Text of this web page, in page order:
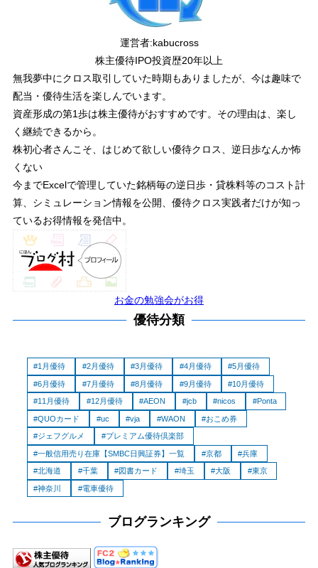
運営者:kabucross
株主優待IPO投資歴20年以上
無我夢中にクロス取引していた時期もありましたが、今は趣味で
配当・優待生活を楽しんでいます。
資産形成の第1歩は株主優待がおすすめです。その理由は、楽し
く継続できるから。
株初心者さんこそ、はじめて欲しい優待クロス、逆日歩なんか怖
くない
今までExcelで管理していた銘柄毎の逆日歩・貸株料等のコスト計
算、シミュレーション情報を公開、優待クロス実践者だけが知っ
ているお得情報を発信中。
お金の勉強会がお得
優待分類
1月優待 2月優待 3月優待 4月優待 5月優待
6月優待 7月優待 8月優待 9月優待 10月優待
11月優待 12月優待 AEON jcb nicos Ponta
QUOカード uc vja WAON おこめ券
ジェフグルメ プレミアム優待倶楽部
一般信用売り在庫【SMBC日興証券】一覧 京都 兵庫
北海道 千葉 図書カード 埼玉 大阪 東京
神奈川 電車優待
ブログランキング